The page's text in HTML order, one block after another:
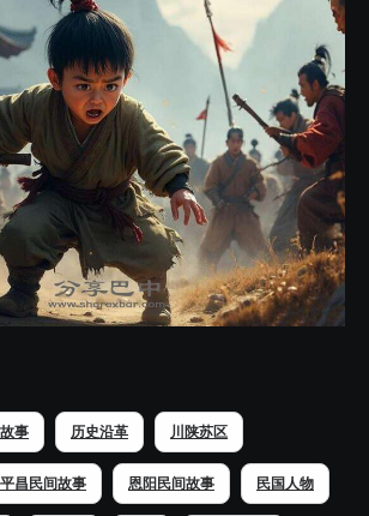
事 历史沿革 川陕苏区
平昌民间故事 恩阳民间故事 民国人物